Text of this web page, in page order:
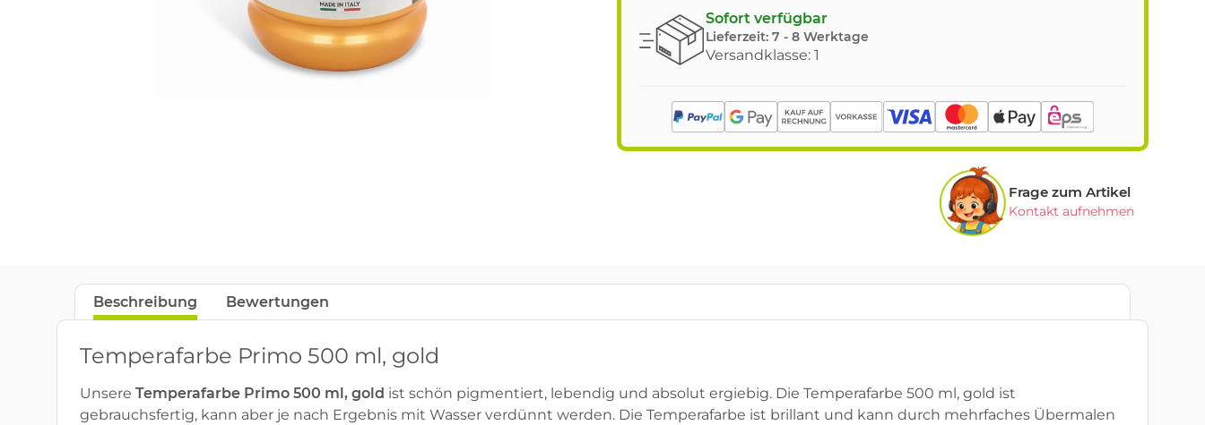
Sofort verfügbar
Lieferzeit: 7 - 8 Werktage
Versandklasse: 1
Frage zum Artikel
Kontakt aufnehmen
Beschreibung Bewertungen
Temperafarbe Primo 500 ml, gold
Unsere Temperafarbe Primo 500 ml, gold ist schön pigmentiert, lebendig und absolut ergiebig. Die Temperafarbe 500 ml, gold ist
gebrauchsfertig, kann aber je nach Ergebnis mit Wasser verdünnt werden. Die Temperafarbe ist brillant und kann durch mehrfaches Übermalen